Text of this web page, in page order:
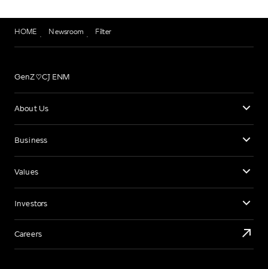
HOME Newsroom Filter
GenZ♡CJ ENM
About Us
Business
Values
Investors
Careers